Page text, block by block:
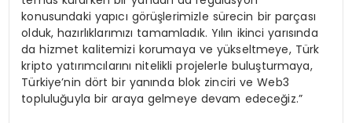
konusundaki yapıcı görüşlerimizle sürecin bir parçası
olduk, hazırlıklarımızı tamamladık. Yılın ikinci yarısında
da hizmet kalitemizi korumaya ve yükseltmeye, Türk
kripto yatırımcılarını nitelikli projelerle buluşturmaya,
Türkiye’nin dört bir yanında blok zinciri ve Web3
topluluğuyla bir araya gelmeye devam edeceğiz.”